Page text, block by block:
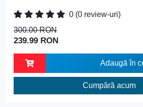
0 (0 review-uri)
300.00 RON
239.99 RON
Adaugă în
Cumpără acum